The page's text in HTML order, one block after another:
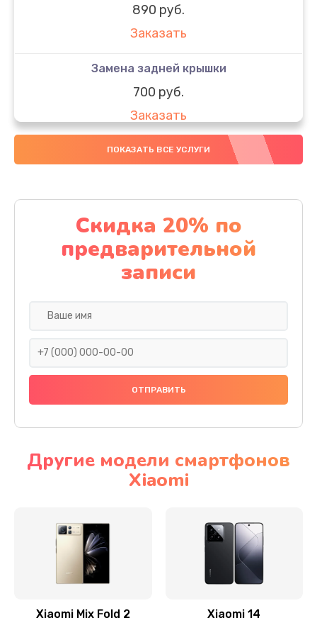
890 руб.
Заказать
Замена задней крышки
700 руб.
Заказать
Комплексная чистка
Заказать
Замена стекла
1100 руб.
Заказать
Замена разъема питания
Замена шлейфа
Ремонт мультиконтроллера
ПОКАЗАТЬ ВСЕ УСЛУГИ
Скидка 20% по
предварительной
записи
Другие модели смартфонов
Xiaomi
Xiaomi Mix Fold 2 Xiaomi 14